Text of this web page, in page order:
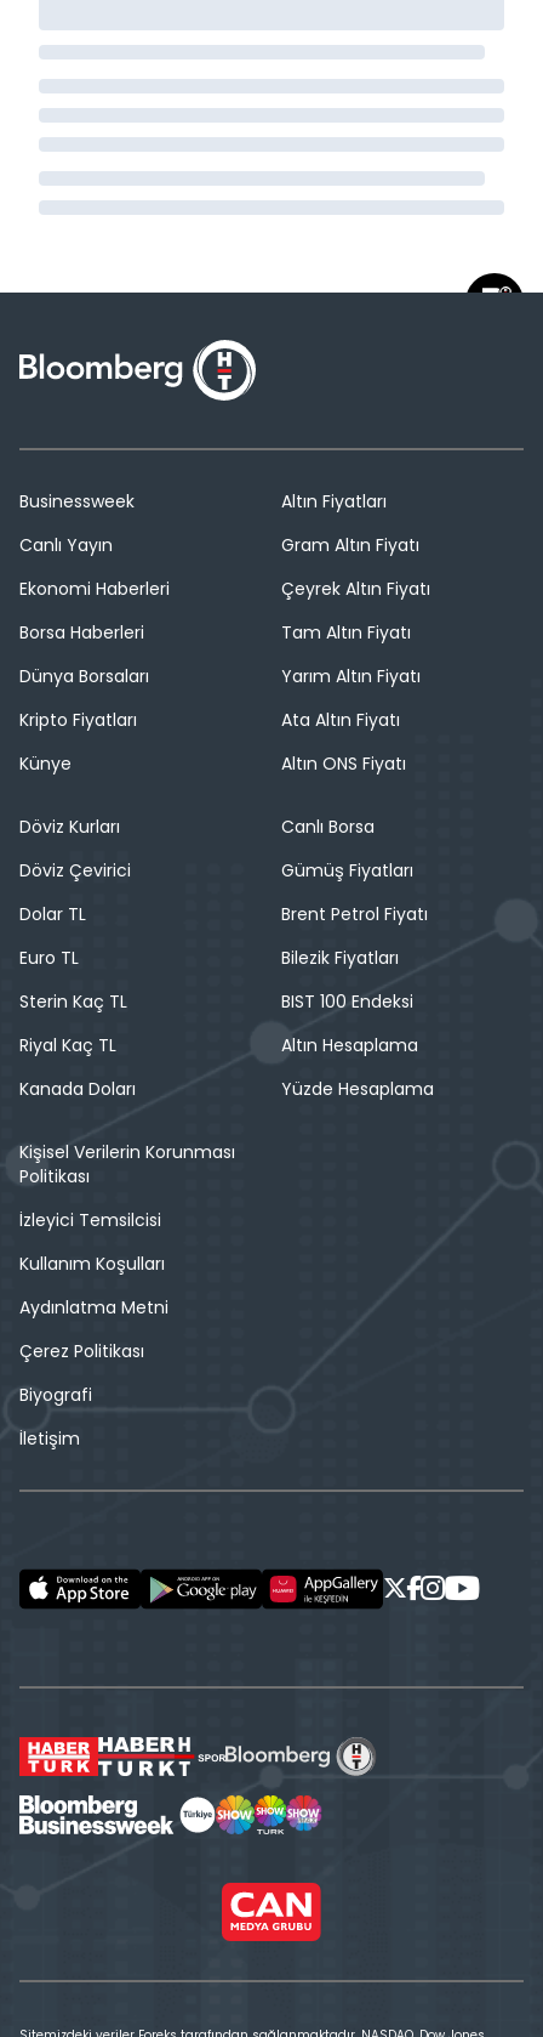
Businessweek
Canlı Yayın
Ekonomi Haberleri
Borsa Haberleri
Dünya Borsaları
Kripto Fiyatları
Künye
Altın Fiyatları
Gram Altın Fiyatı
Çeyrek Altın Fiyatı
Tam Altın Fiyatı
Yarım Altın Fiyatı
Ata Altın Fiyatı
Altın ONS Fiyatı
Döviz Kurları
Döviz Çevirici
Dolar TL
Euro TL
Sterin Kaç TL
Riyal Kaç TL
Kanada Doları
Canlı Borsa
Gümüş Fiyatları
Brent Petrol Fiyatı
Bilezik Fiyatları
BIST 100 Endeksi
Altın Hesaplama
Yüzde Hesaplama
Kişisel Verilerin Korunması
Politikası
İzleyici Temsilcisi
Kullanım Koşulları
Aydınlatma Metni
Çerez Politikası
Biyografi
İletişim